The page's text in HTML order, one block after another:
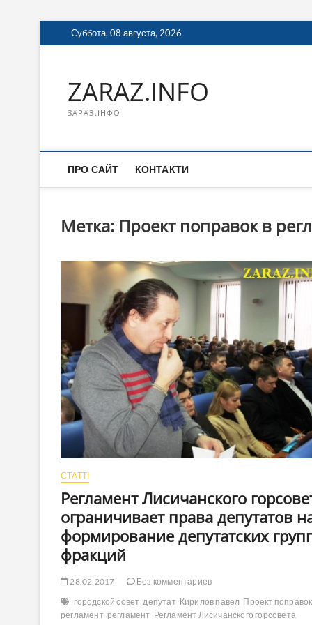
Перейти
к
Суббота, 08 августа, 2026
ZARAZ.INFO
ЗАРАЗ.ІНФО
ПРО САЙТ КОНТАКТИ
Метка: Проект поправок в
СТАТТІ
Регламент Лисичанского
ограничивает права депутатов
формирование депутатских
фракций
28.02.2017
Без комментариев
городской совет депутат Кирилов павел Проект
регламент регламент Регламент Лисичанского горсовета